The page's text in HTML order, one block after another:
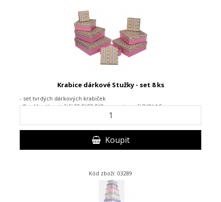
Krabice dárkové Stužky - set 8 ks
- set tvrdých dárkových krabiček
- 8 velikostí, největší 22,5*22,5*8 cm, nejmenší 8*8*4,5 cm
Koupit
Kód zboží: 03289